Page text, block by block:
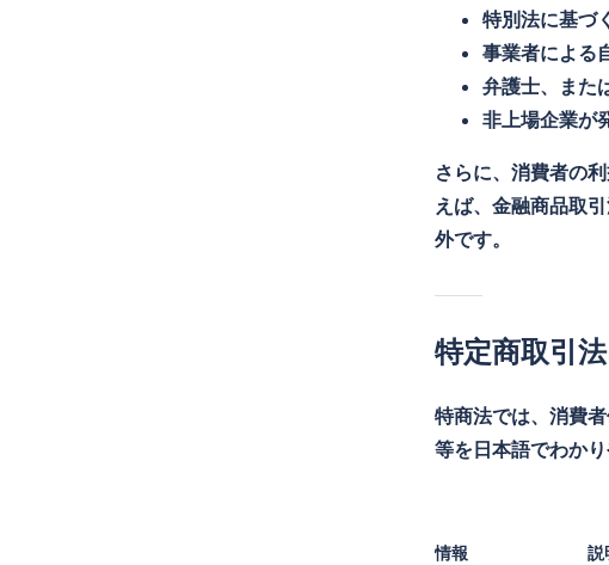
特別法に基づ
事業者による
弁護士、また
非上場企業が
さらに、消費者の
えば、金融商品取
外です。
特定商取引
特商法では、消費
等を日本語でわか
情報 説